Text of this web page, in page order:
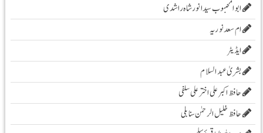
ابوالمحبوب سیدانورشاہ راشدی
ام سعدنوریہ
ایڈیٹر
بشریٰ عبد السلام
حافظ اکبر علی اخترعلی سلفی
حافظ خلیل الرحمٰن سنابلی